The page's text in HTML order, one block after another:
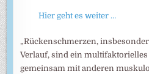
Hier geht es weiter …
„Rückenschmerzen,
Verlauf, sind ein
gemeinsam mit anderen